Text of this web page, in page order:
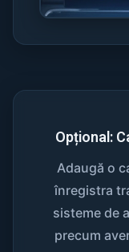
Opțional:
Adaugă o
înregistra
sisteme de
precum